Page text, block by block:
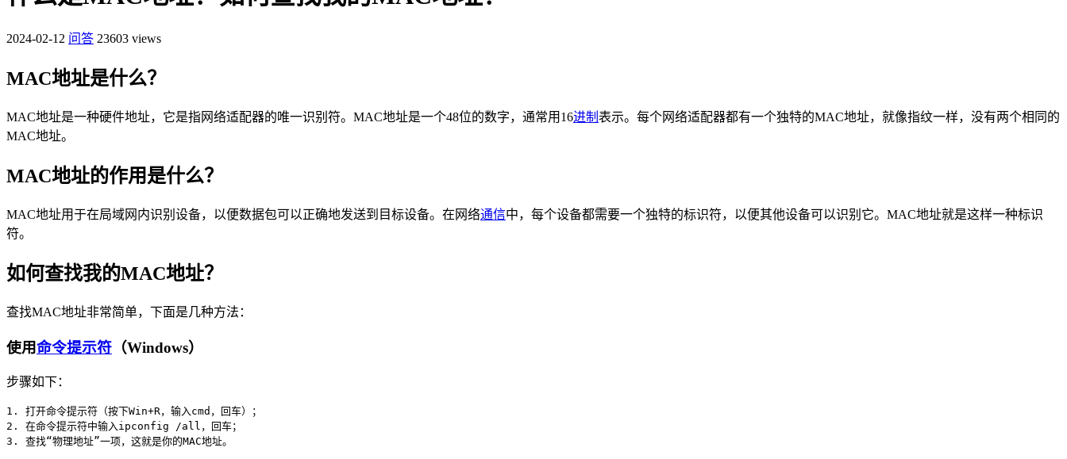
2024-02-12 问答 23603 views
MAC地址是什么？
MAC地址是一种硬件地址，它是指网络适配器的唯一识别符。MAC地址是一个48位的数字，通常用16进制 表示。每个网络适配器都有一个独特的MAC地址，就像指纹一样，没有两个相同的
MAC地址。
MAC地址的作用是什么？
MAC地址用于在局域网内识别设备，以便数据包可以正确地发送到目标设备。在网络通信中，每个设备都需要一个独特的标识符，以便其他设备可以识别它。MAC地址就是这样一种标识
符。
如何查找我的MAC地址？
查找MAC地址非常简单，下面是几种方法：
使用命令提示符 （Windows）
步骤如下：
1. 打开命令提示符（按下Win+R，输入cmd，回车）；
2. 在命令提示符中输入ipconfig /all，回车；
3. 查找“物理地址”一项，这就是你的MAC地址。